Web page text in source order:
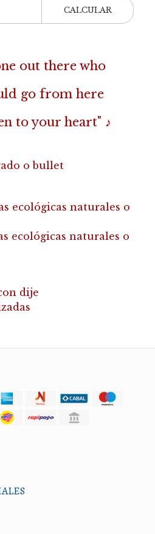
CALCULAR
out there who
go from here
to your heart" ♪
o bullet
ecológicas naturales o
ecológicas naturales o
dije